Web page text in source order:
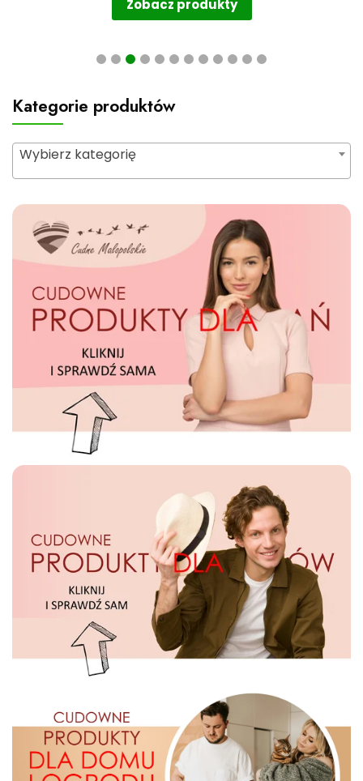
Zobacz produkty
Kategorie produktów
Wybierz kategorię